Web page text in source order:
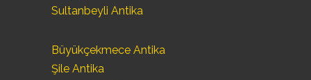
Sultanbeyli Antika
Büyükçekmece Antika
Şile Antika